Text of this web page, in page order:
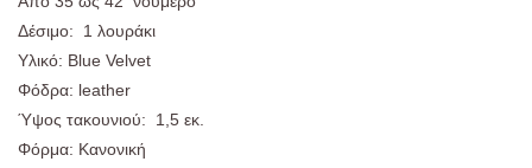
Δέσιμο: 1 λουράκι
Υλικό: Blue Velvet
Φόδρα: leather
Ύψος τακουνιού: 1,5 εκ.
Φόρμα: Κανονική